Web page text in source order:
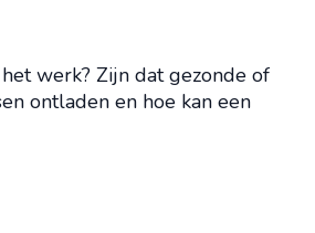
werk? Zijn dat gezonde of
ontladen en hoe kan een